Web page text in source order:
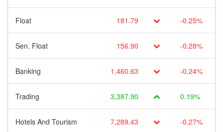
Float 181.79 -0.25%
Sen. Float 156.90 -0.28%
Banking 1,460.63 -0.24%
Trading 3,387.90 0.19%
Hotels And Tourism 7,289.43 -0.27%